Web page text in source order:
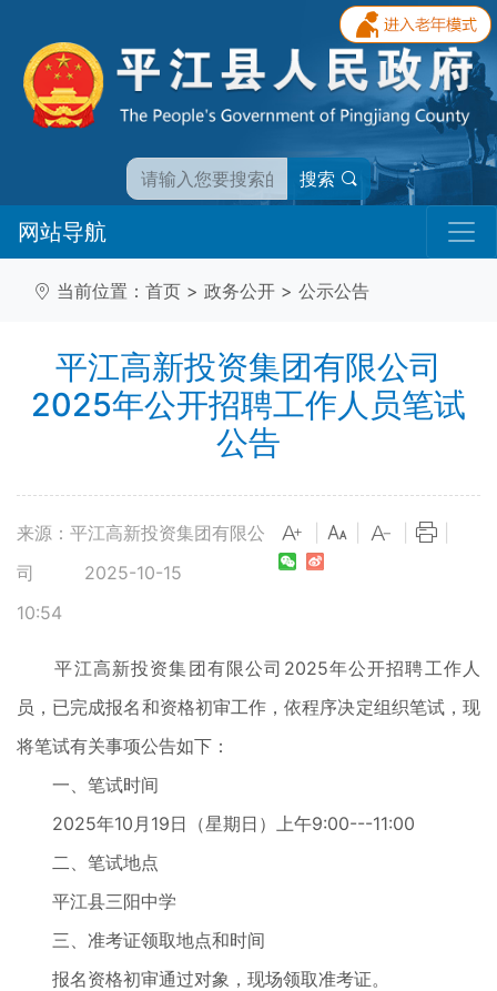
搜索
网站导航
当前位置： 首页 > 政务公开 > 公示公告
平江高新投资集团有限公司
2025年公开招聘工作人员笔试
公告
来源：平江高新投资集团有限公
司
2025-10-15
10:54
平江高新投资集团有限公司2025年公开招聘工作人
员，已完成报名和资格初审工作，依程序决定组织笔试，现
将笔试有关事项公告如下：
一、笔试时间
2025年10月19日（星期日）上午9:00---11:00
二、笔试地点
平江县三阳中学
三、准考证领取地点和时间
报名资格初审通过对象，现场领取准考证。